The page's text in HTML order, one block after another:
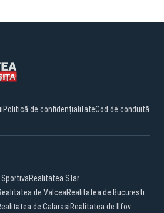
Politică de confidențialitateCod de conduită
Realitatea Star
de ValceaRealitatea de Bucuresti
de CalarasiRealitatea de Ilfov